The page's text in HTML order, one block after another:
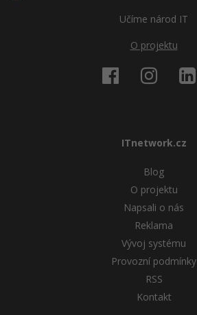
Učíme národ IT
O projektu
ITnetwork.cz
Blog
O projektu
Napsali o nás
Reklama
Vývoj systému
Provozní podmínky
RSS
Kontakt